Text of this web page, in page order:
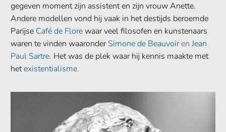
gegeven moment zijn assistent en zijn vrouw Anette.
Andere modellen vond hij vaak in het destijds beroemde
Parijse Café de Florewaar veel filosofen en kunstenaars
waren te vinden waaronder Simone de Beauvoiren Jean
Paul Sartre. Het was de plek waar hij kennis maakte met
hetexistentialisme.